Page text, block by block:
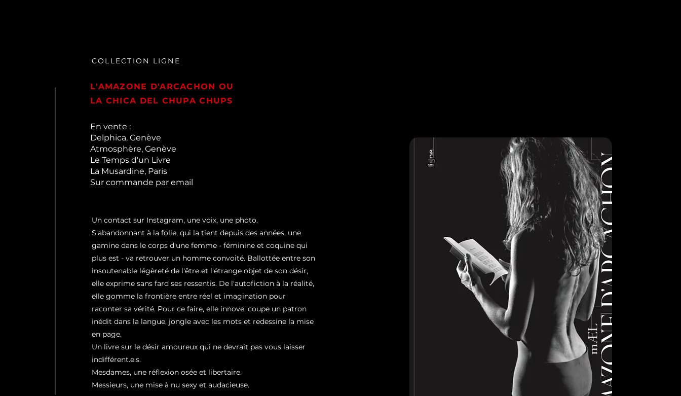
COLLECTION LIGNE
L'AMAZONE D'ARCACHON OU
LA CHICA DEL CHUPA CHUPS
En vente :
Delphica, Genève
Atmosphère, Genève
Le Temps d'un Livre
La Musardine, Paris
Sur commande par email
Un contact sur Instagram, une voix, une photo.
S'abandonnant à la folie, qui la tient depuis des années, une
gamine dans le corps d'une femme - féminine et coquine qui
plus est - va retrouver un homme convoité. Ballottée entre son
insoutenable légèreté de l'être et l'étrange objet de son désir,
elle exprime sans fard ses ressentis. De l'autofiction à la réalité,
elle gomme la frontière entre réel et imagination pour
raconter sa vérité. Pour ce faire, elle innove, coupe un patron
inédit dans la langue, jongle avec les mots et redessine la mise
en page.
Un livre sur le désir amoureux qui ne devrait pas vous laisser
indifférent.e.s.
Mesdames, une réflexion osée et libertaire.
Messieurs, une mise à nu sexy et audacieuse.